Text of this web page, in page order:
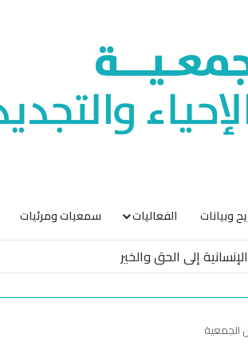
وبيانات الفعاليات سمعيات ومرئيات
الجمعية